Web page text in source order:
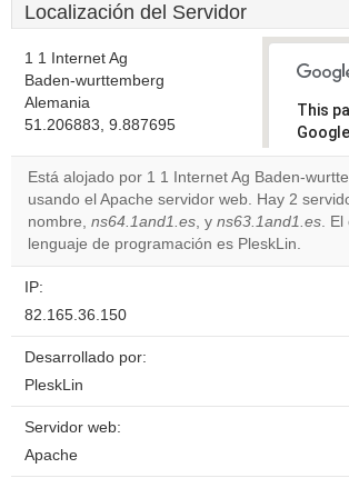
Localización del Servidor
1 1 Internet Ag
Baden-wurttemberg
Alemania
51.206883, 9.887695
This
Do
own
Está alojado por 1 1 Internet Ag Baden-
usando el Apache servidor web. Hay 2
nombre, ns64.1and1.es, y ns63.1and1.es. El
lenguaje de programación es PleskLin.
IP:
82.165.36.150
Desarrollado por:
PleskLin
Servidor web:
Apache